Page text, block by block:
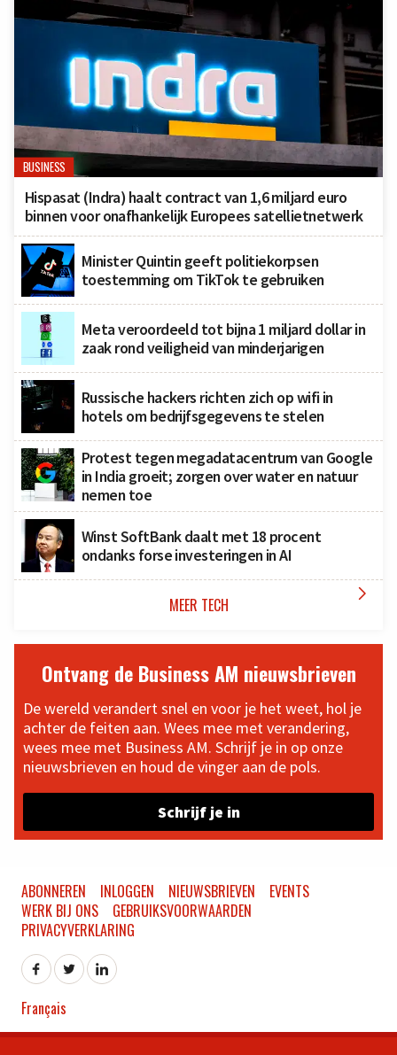
BUSINESS
Hispasat (Indra) haalt contract van 1,6 miljard euro
binnen voor onafhankelijk Europees satellietnetwerk
Minister Quintin geeft politiekorpsen
toestemming om TikTok te gebruiken
Meta veroordeeld tot bijna 1 miljard dollar in
zaak rond veiligheid van minderjarigen
Russische hackers richten zich op wifi in
hotels om bedrijfsgegevens te stelen
Protest tegen megadatacentrum van Google
in India groeit; zorgen over water en natuur
nemen toe
Winst SoftBank daalt met 18 procent
ondanks forse investeringen in AI
MEER TECH 
Ontvang de Business AM nieuwsbrieven
De wereld verandert snel en voor je het weet, hol je
achter de feiten aan. Wees mee met verandering,
wees mee met Business AM. Schrijf je in op onze
nieuwsbrieven en houd de vinger aan de pols.
Schrijf je in
ABONNEREN INLOGGEN NIEUWSBRIEVEN
EVENTS
WERK BIJ ONS
GEBRUIKSVOORWAARDEN
PRIVACYVERKLARING
Français